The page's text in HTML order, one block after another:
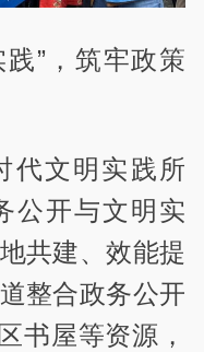
”，筑牢政策
代文明实践所
公开与文明实
共建、效能提
整合政务公开
书屋等资源，